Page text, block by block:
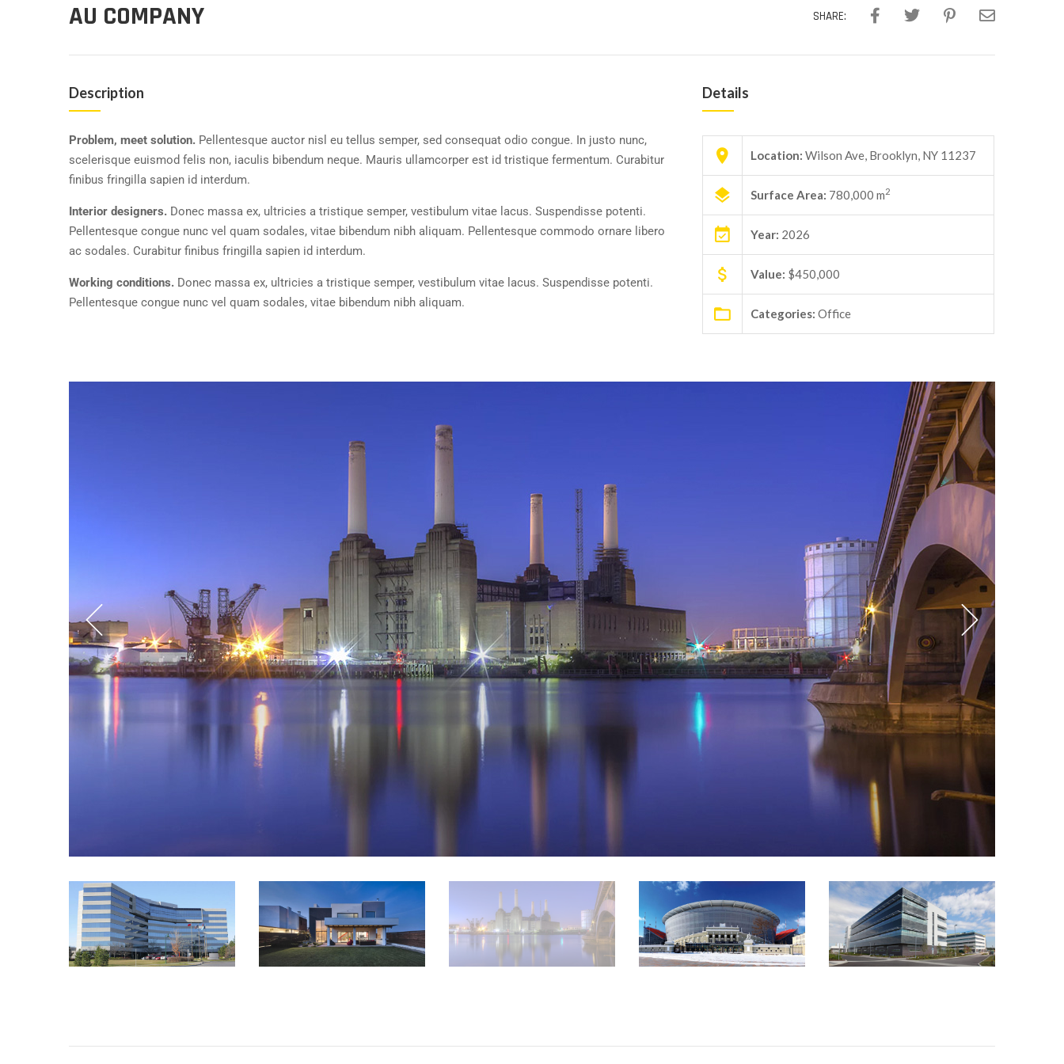
AU COMPANY SHARE:
Description
Problem, meet solution. Pellentesque auctor nisl eu tellus semper, sed consequat odio congue. In justo nunc,
scelerisque euismod felis non, iaculis bibendum neque. Mauris ullamcorper est id tristique fermentum. Curabitur
finibus fringilla sapien id interdum.
Interior designers. Donec massa ex, ultricies a tristique semper, vestibulum vitae lacus. Suspendisse potenti.
Pellentesque congue nunc vel quam sodales, vitae bibendum nibh aliquam. Pellentesque commodo ornare libero
ac sodales. Curabitur finibus fringilla sapien id interdum.
Working conditions. Donec massa ex, ultricies a tristique semper, vestibulum vitae lacus. Suspendisse potenti.
Pellentesque congue nunc vel quam sodales, vitae bibendum nibh aliquam.
Details
Location: Wilson Ave, Brooklyn, NY 11237
Surface Area: 780,000 m2
Year: 2026
Value: $450,000
Categories: Office